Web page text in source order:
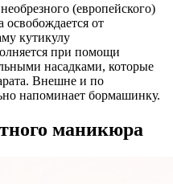
(европейского)
от
кутикулу
при помощи
насадками, которые
Внешне и по
напоминает бормашинку.
маникюра